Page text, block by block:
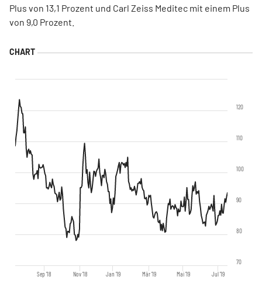
Plus von 13,1 Prozent und Carl Zeiss Meditec mit einem Plus
von 9,0 Prozent.
Sep '18 Nov '18 Jan '19 Mär '19 Mai '19 Jul '19
70
80
90
100
110
120